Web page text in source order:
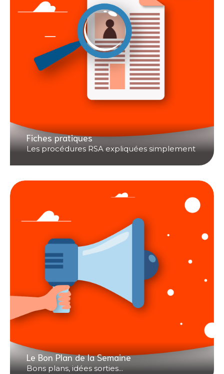
Fiches pratiques
Les procédures RSA expliquées simplement
Le Bon Plan de la Semaine
Bons plans, idées sorties...